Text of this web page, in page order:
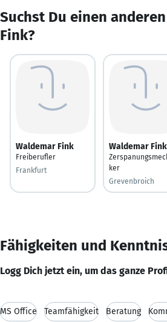
Suchst Du einen
Fink?
Waldemar Fink
Freiberufler
Frankfurt
Waldemar Fink
ker
Grevenbroich
Fähigkeiten und
Logg Dich jetzt ein, um das ganze
MS Office Teamfähigkeit Beratung